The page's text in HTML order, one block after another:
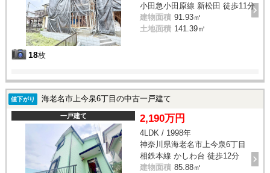
18枚
小田急小田原線 新松田 徒歩11分
建物面積 91.93㎡
土地面積 141.39㎡
値下がり 海老名市上今泉6丁目の中古一戸建て
一戸建て 2,190万円
4LDK / 1998年
神奈川県海老名市上今泉6丁目
相鉄本線 かしわ台 徒歩12分
建物面積 85.88㎡